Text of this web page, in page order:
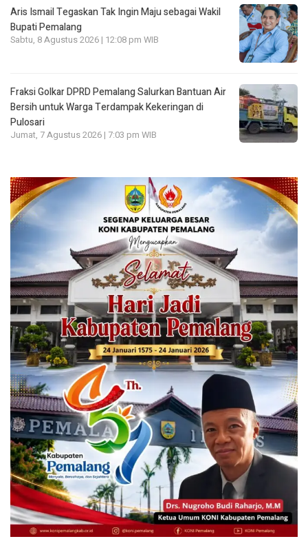
Aris Ismail Tegaskan Tak Ingin Maju sebagai Wakil
Bupati Pemalang
Sabtu, 8 Agustus 2026 | 12:08 pm WIB
Fraksi Golkar DPRD Pemalang Salurkan Bantuan Air
Bersih untuk Warga Terdampak Kekeringan di
Pulosari
Jumat, 7 Agustus 2026 | 7:03 pm WIB